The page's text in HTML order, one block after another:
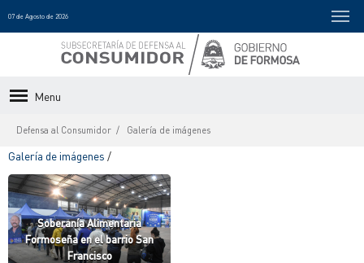
07 de Agosto de 2026
Menu
Defensa al Consumidor Galería de imágenes
Galería de imágenes /
Soberanía Alimentaria
Formoseña en el barrio San
Francisco